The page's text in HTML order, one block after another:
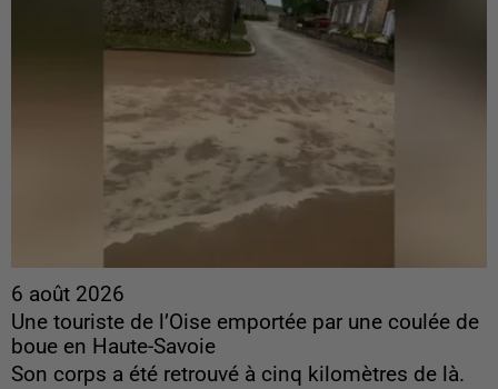
6 août 2026
Une touriste de l’Oise emportée par une coulée de
boue en Haute-Savoie
Son corps a été retrouvé à cinq kilomètres de là.